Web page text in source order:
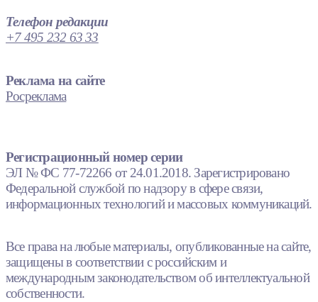
Телефон редакции
+7 495 232 63 33
Реклама на сайте
Росреклама
Регистрационный номер серии
ЭЛ № ФС 77-72266 от 24.01.2018. Зарегистрировано
Федеральной службой по надзору в сфере связи,
информационных технологий и массовых коммуникаций.
Все права на любые материалы, опубликованные на сайте,
защищены в соответствии с российским и
международным законодательством об интеллектуальной
собственности.